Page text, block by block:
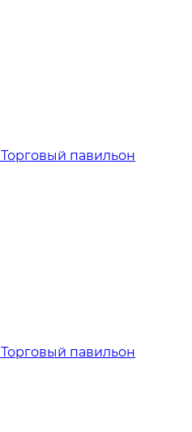
Торговый павильон
Торговый павильон